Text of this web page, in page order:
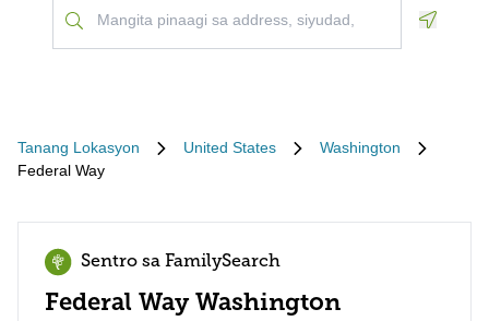
Tanang Lokasyon United States
Washington
Federal Way
Sentro sa FamilySearch
Federal Way Washington